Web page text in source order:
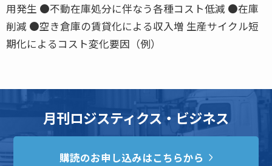
用発生 ●不動在庫処分に伴なう各種コスト低減 ●在庫
削減 ●空き倉庫の賃貸化による収入増 生産サイクル短
期化によるコスト変化要因（例）
月刊ロジスティクス・ビジネス
購読のお申し込みはこちらから